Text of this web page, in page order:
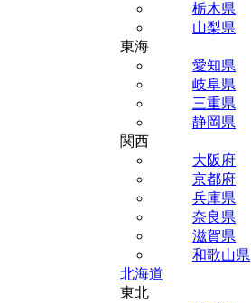
栃木県
山梨県
東海
愛知県
岐阜県
三重県
静岡県
関西
大阪府
京都府
兵庫県
奈良県
滋賀県
和歌山県
北海道
東北